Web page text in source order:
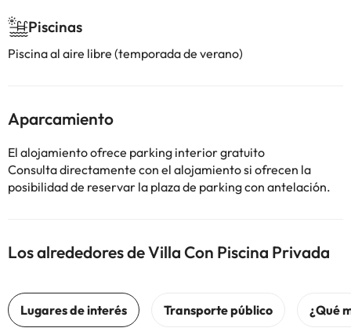
Piscinas
Piscina al aire libre (temporada de verano)
Aparcamiento
El alojamiento ofrece parking interior gratuito
Consulta directamente con el alojamiento si ofrecen la
posibilidad de reservar la plaza de parking con antelación.
Los alrededores de Villa Con Piscina Privada